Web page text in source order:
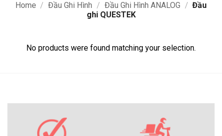
Home / Đầu Ghi Hình / Đầu Ghi Hình ANALOG / Đầu
ghi QUESTEK
No products were found matching your selection.